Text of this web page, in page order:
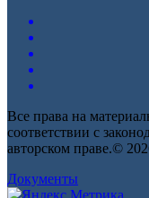
Все права на
соответствии с
авторском праве.©
Документы